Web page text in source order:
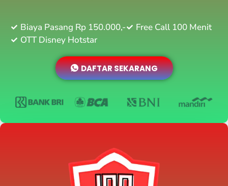
Biaya Pasang Rp 150.000,-
Free Call 100 Menit
OTT Disney Hotstar
DAFTAR SEKARANG